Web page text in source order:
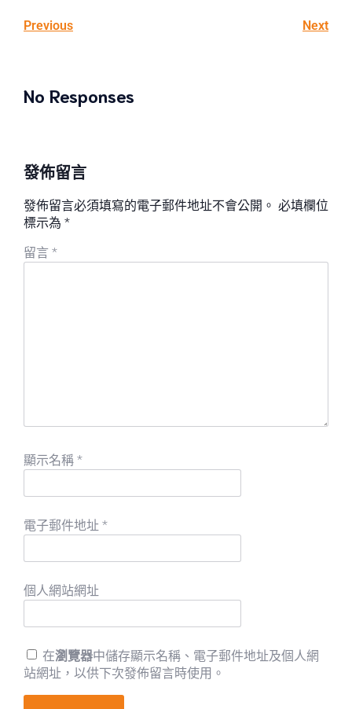
Previous Next
No Responses
發佈留言
發佈留言必須填寫的電子郵件地址不會公開。 必填欄位
標示為 *
留言 *
顯示名稱 *
電子郵件地址 *
個人網站網址
在瀏覽器中儲存顯示名稱、電子郵件地址及個人網
站網址，以供下次發佈留言時使用。